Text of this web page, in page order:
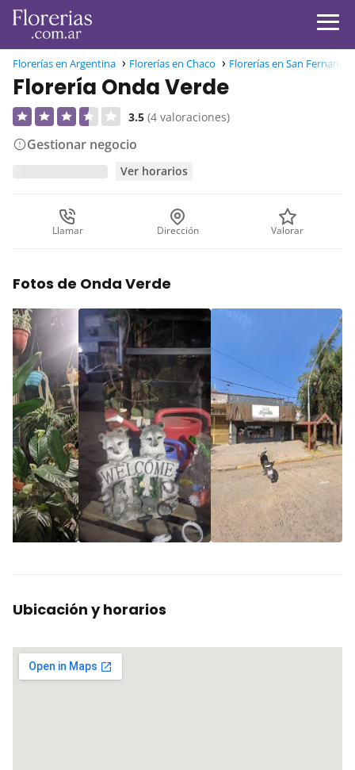
Florerías en Argentina Florerías en Chaco Florerías en San
Florería Onda Verde
3.5 (4 valoraciones)
Gestionar negocio
Ver horarios
Llamar Dirección Valorar
Fotos de Onda Verde
Ubicación y horarios